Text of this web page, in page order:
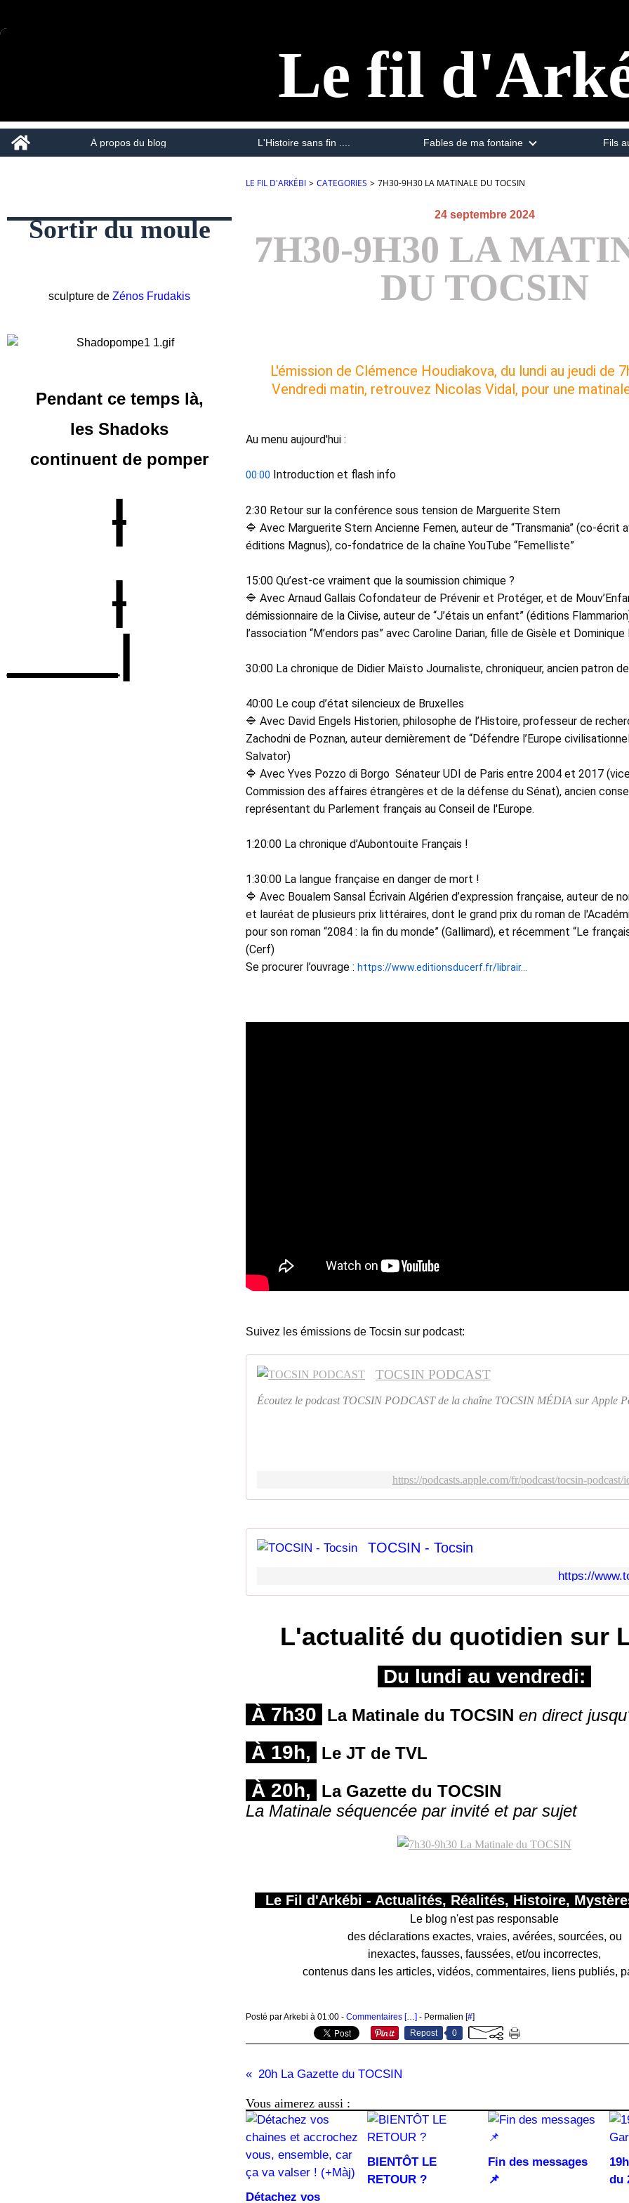
Le fil
Home
À propos du blog
L'Histoire sans fin .... Fables de ma fontaine Fils
Sortir du moule
sculpture de Zénos Frudakis
Pendant ce temps là,
les Shadoks
continuent de pomper
|
|
____|
LE FIL D'ARKÉBI > CATEGORIES > 7H30-9H30 LA MATINALE DU TOCSIN
24 septembre 2024
7H30-9H30 LA
DU TOCSIN
L'émission de Clémence Houdiakova, du lundi au jeudi de
Vendredi matin, retrouvez Nicolas Vidal, pour une
Au menu aujourd'hui :
00:00 Introduction et flash info
2:30 Retour sur la conférence sous tension de Marguerite Stern
🔷 Avec Marguerite Stern Ancienne Femen, auteur de “Transmania” (co-écrit
éditions Magnus), co-fondatrice de la chaîne YouTube “Femelliste”
15:00 Qu’est-ce vraiment que la soumission chimique ?
🔷 Avec Arnaud Gallais Cofondateur de Prévenir et Protéger, et de
démissionnaire de la Ciivise, auteur de “J’étais un enfant” (éditions
l’association “M’endors pas” avec Caroline Darian, fille de Gisèle et
30:00 La chronique de Didier Maïsto Journaliste, chroniqueur, ancien patron
40:00 Le coup d’état silencieux de Bruxelles
🔷 Avec David Engels Historien, philosophe de l’Histoire, professeur de
Zachodni de Poznan, auteur dernièrement de “Défendre l’Europe
Salvator)
🔷 Avec Yves Pozzo di Borgo ‭ Sénateur UDI de Paris entre 2004 et 2017
Commission des affaires étrangères et de la défense du Sénat), ancien
représentant du Parlement français au Conseil de l'Europe.
1:20:00 La chronique d’Aubontouite Français !
1:30:00 La langue française en danger de mort !
🔷 Avec Boualem Sansal Écrivain Algérien d’expression française, auteur de
et lauréat de plusieurs prix littéraires, dont le grand prix du roman de
pour son roman “2084 : la fin du monde” (Gallimard), et récemment “Le
(Cerf)
Se procurer l’ouvrage : https://www.editionsducerf.fr/librair...
Suivez les émissions de Tocsin sur podcast:
TOCSIN PODCAST
Écoutez le podcast TOCSIN PODCAST de la chaîne TOCSIN MÉDIA sur Apple
https://podcasts.apple.com/fr/podcast/tocsin-podcast/
TOCSIN - Tocsin
https://
L'actualité du quotidien sur
Du lundi au vendredi:
À 7h30
La Matinale du TOCSIN en direct
À 19h, Le JT de TVL
À 20h,
La Gazette du TOCSIN
La Matinale séquencée par invité et par sujet
Le Fil d'Arkébi - Actualités, Réalités, Histoire,
Le blog n'est pas responsable
des déclarations exactes, vraies, avérées, sourcées, ou
inexactes, fausses, faussées, et/ou incorrectes,
contenus dans les articles, vidéos, commentaires, liens publiés,
Posté par Arkebi à 01:00 - Commentaires [… ] - Permalien [#]
Repost
0
20h La Gazette du TOCSIN
Vous aimerez aussi :
Détachez vos
BIENTÔT LE
RETOUR ?
Fin des messages
📌
du